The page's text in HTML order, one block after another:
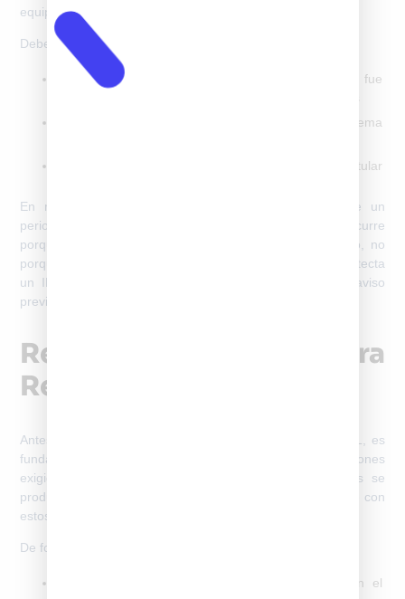
equipo y de su situación dentro del sistema nacional.
Debesregistrar tu celular en SUBTEL
Se trata de un modelo importado que no fue
El teléfono no cuenta con registro previo en el sistema
Se detecta que el IMEI no está asociado a un titular
En muchos casos, el celular puede funcionar durante un
periodo inicial sin inconvenientes. Sin embargo, esto ocurre
porque el sistema permite una
ventana temporal de uso , no
porque el equipo esté autorizado. Una vez que la red detecta
un IMEI no registrado, el bloqueo puede aplicarse sin aviso
previo.
Requisitos Reales Para
Registrar IMEI En SUBTEL
Antes de iniciar el trámite para
, es
fundamental verificar que el equipo cumpla con las condiciones
exigidas por la normativa. La mayoría de los rechazos se
producen por intentar registrar un teléfono que no cumple con
estos requisitos.
De forma general, se requiere:
, obtenido marcando *#06# en el